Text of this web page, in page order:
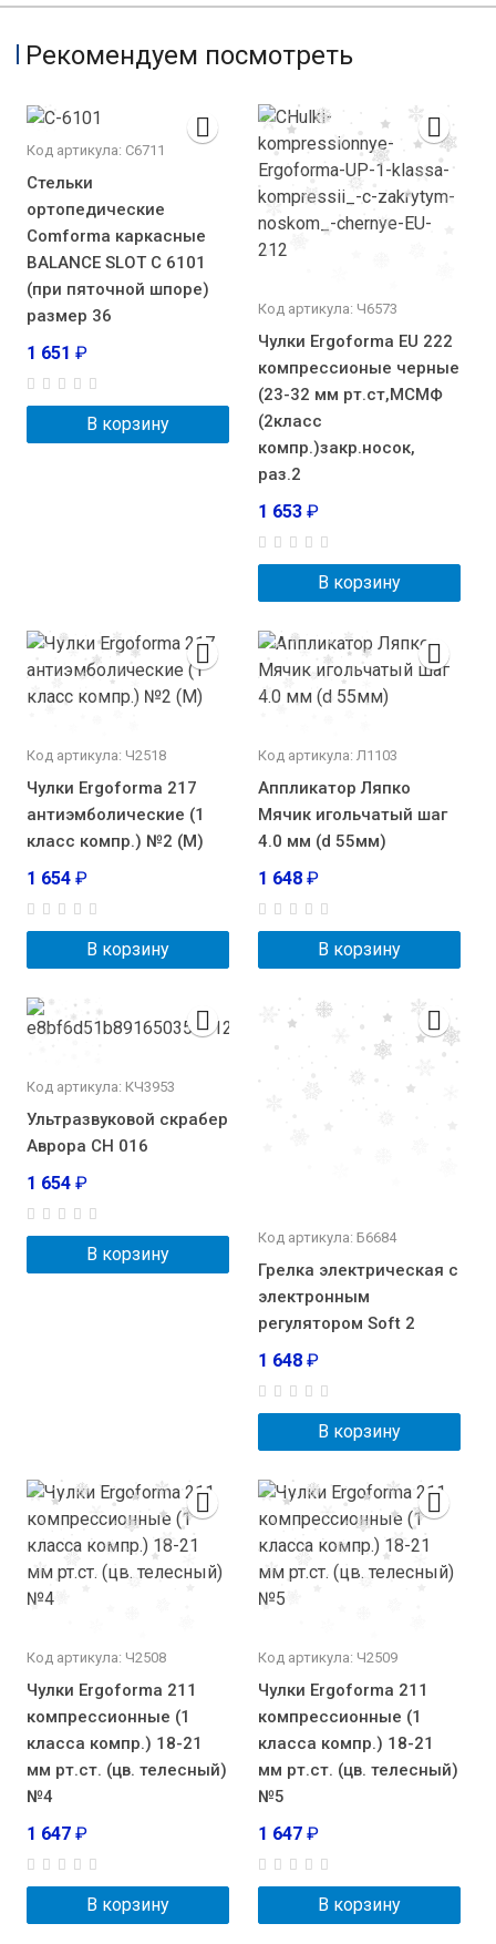
Рекомендуем посмотреть
Код артикула: С6711
Стельки
ортопедические
Comforma каркасные
BALANCE SLOT С 6101
(при пяточной шпоре)
размер 36
1 651 ₽
В корзину
Код артикула: Ч6573
Чулки Ergoforma EU 222
компрессионые черные
(23-32 мм рт.ст,МСМФ
(2класс
компр.)закр.носок,
раз.2
1 653 ₽
В корзину
Код артикула: Ч2518
Чулки Ergoforma 217
антиэмболические (1
класс компр.) №2 (М)
1 654 ₽
В корзину
Код артикула: Л1103
Аппликатор Ляпко
Мячик игольчатый шаг
4.0 мм (d 55мм)
1 648 ₽
В корзину
Код артикула: КЧ3953
Ультразвуковой скрабер
Аврора СН 016
1 654 ₽
В корзину
Код артикула: Б6684
Грелка электрическая с
электронным
регулятором Soft 2
1 648 ₽
В корзину
Код артикула: Ч2508
Чулки Ergoforma 211
компрессионные (1
класса компр.) 18-21
мм рт.ст. (цв. телесный)
№4
1 647 ₽
В корзину
Код артикула: Ч2509
Чулки Ergoforma 211
компрессионные (1
класса компр.) 18-21
мм рт.ст. (цв. телесный)
№5
1 647 ₽
В корзину